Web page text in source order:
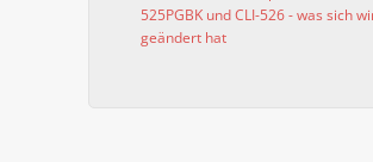
525PGBK und CLI-526 - was sich
geändert hat